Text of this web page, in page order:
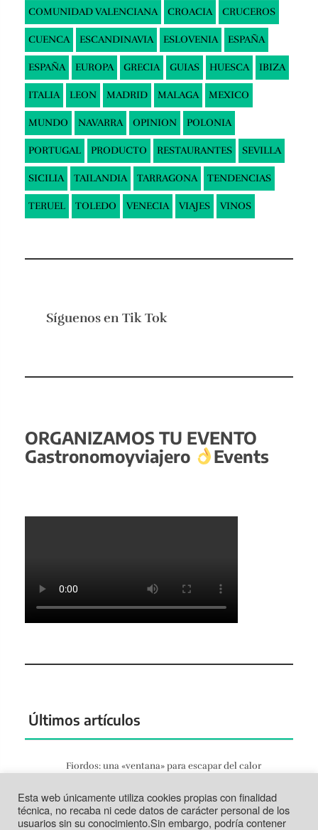
COMUNIDAD VALENCIANA CROACIA CRUCEROS
CUENCA ESCANDINAVIA ESLOVENIA ESPAÑA
ESPAÑA EUROPA GRECIA GUIAS HUESCA IBIZA
ITALIA LEON MADRID MALAGA MEXICO
MUNDO NAVARRA OPINION POLONIA
PORTUGAL PRODUCTO RESTAURANTES SEVILLA
SICILIA TAILANDIA TARRAGONA TENDENCIAS
TERUEL TOLEDO VENECIA VIAJES VINOS
Síguenos en Tik Tok
ORGANIZAMOS TU EVENTO
Gastronomoyviajero
Events
Últimos artículos
Fiordos: una «ventana» para escapar del calor
Tortosa: la vida según el Ebro
Jun 21, 2026
Esta web únicamente utiliza cookies propias con finalidad
técnica, no recaba ni cede datos de carácter personal de los
usuarios sin su conocimiento.Sin embargo, podría contener